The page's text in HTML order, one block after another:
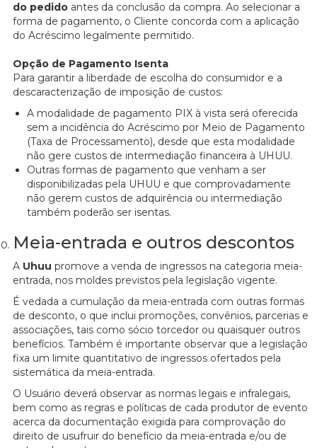
do pedido antes da conclusão da compra. Ao selecionar a
forma de pagamento, o Cliente concorda com a aplicação
do Acréscimo legalmente permitido.
Opção de Pagamento Isenta
Para garantir a liberdade de escolha do consumidor e a
descaracterização de imposição de custos:
A modalidade de pagamento PIX à vista será oferecida
sem a incidência do Acréscimo por Meio de Pagamento
(Taxa de Processamento), desde que esta modalidade
não gere custos de intermediação financeira à UHUU.
Outras formas de pagamento que venham a ser
disponibilizadas pela UHUU e que comprovadamente
não gerem custos de adquirência ou intermediação
também poderão ser isentas.
Meia-entrada e outros descontos
A Uhuu promove a venda de ingressos na categoria meia-
entrada, nos moldes previstos pela legislação vigente.
É vedada a cumulação da meia-entrada com outras formas
de desconto, o que inclui promoções, convênios, parcerias e
associações, tais como sócio torcedor ou quaisquer outros
benefícios. Também é importante observar que a legislação
fixa um limite quantitativo de ingressos ofertados pela
sistemática da meia-entrada.
O Usuário deverá observar as normas legais e infralegais,
bem como as regras e políticas de cada produtor de evento
acerca da documentação exigida para comprovação do
direito de usufruir do benefício da meia-entrada e/ou de